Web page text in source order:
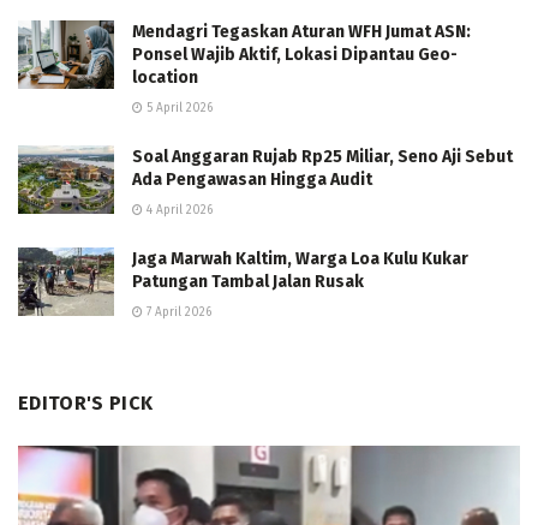
Mendagri Tegaskan Aturan WFH Jumat ASN:
Ponsel Wajib Aktif, Lokasi Dipantau Geo-
location
5 April 2026
Soal Anggaran Rujab Rp25 Miliar, Seno Aji Sebut
Ada Pengawasan Hingga Audit
4 April 2026
Jaga Marwah Kaltim, Warga Loa Kulu Kukar
Patungan Tambal Jalan Rusak
7 April 2026
EDITOR'S PICK